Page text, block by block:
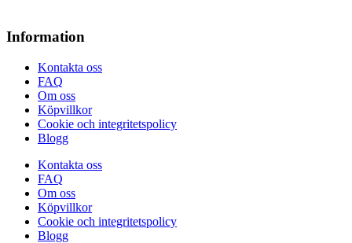
Information
Kontakta oss
FAQ
Om oss
Köpvillkor
Cookie och integritetspolicy
Blogg
Kontakta oss
FAQ
Om oss
Köpvillkor
Cookie och integritetspolicy
Blogg